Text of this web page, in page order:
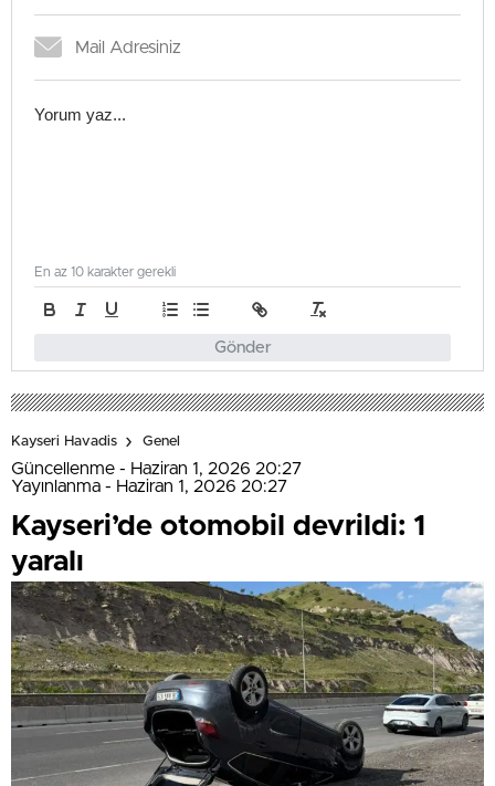
Gönder
En az 10 karakter gerekli
Kayseri Havadis Genel
Güncellenme - Haziran 1, 2026 20:27
Yayınlanma - Haziran 1, 2026 20:27
Kayseri’de otomobil devrildi: 1
yaralı